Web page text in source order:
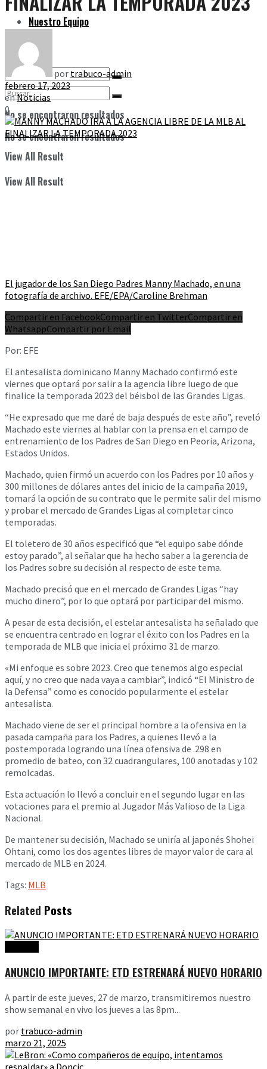
No se encontraron resultados
View All Result
Nuestro Equipo
No se encontraron resultados
View All Result
por trabuco-admin
febrero 17, 2023
enNoticias
0
El jugador de los San Diego Padres Manny Machado, en una
fotografía de archivo. EFE/EPA/Caroline Brehman
Compartir en FacebookCompartir en TwitterCompartir en
WhatsappCompartir por Email
Por: EFE
El antesalista dominicano Manny Machado confirmó este
viernes que optará por salir a la agencia libre luego de que
finalice la temporada 2023 del béisbol de las Grandes Ligas.
“He expresado que me daré de baja después de este año”, reveló
Machado este viernes al hablar con la prensa en el campo de
entrenamiento de los Padres de San Diego en Peoria, Arizona,
Estados Unidos.
Machado, quien firmó un acuerdo con los Padres por 10 años y
300 millones de dólares antes del inicio de la campaña 2019,
tomará la opción de su contrato que le permite salir del mismo
y probar el mercado de Grandes Ligas al completar cinco
temporadas.
El toletero de 30 años especificó que “el equipo sabe dónde
estoy parado”, al señalar que ha hecho saber a la gerencia de
los Padres sobre su decisión al respecto de este tema.
Machado precisó que en el mercado de Grandes Ligas “hay
mucho dinero”, por lo que optará por participar del mismo.
A pesar de esta decisión, el estelar antesalista ha señalado que
se encuentra centrado en lograr el éxito con los Padres en la
temporada de MLB que inicia el próximo 31 de marzo.
«Mi enfoque es sobre 2023. Creo que tenemos algo especial
aquí, y no creo que nada vaya a cambiar”, indicó “El Ministro de
la Defensa” como es conocido popularmente el estelar
antesalista.
Machado viene de ser el principal hombre a la ofensiva en la
pasada campaña para los Padres, a quienes llevó a la
postemporada logrando una línea ofensiva de .298 en
promedio de bateo, con 32 cuadrangulares, 100 anotadas y 102
remolcadas.
Esta actuación lo llevó a concluir en el segundo lugar en las
votaciones para el premio al Jugador Más Valioso de la Liga
Nacional.
De mantener su decisión, Machado se uniría al japonés Shohei
Ohtani, como los dos agentes libres de mayor valor de cara al
mercado de MLB en 2024.
Tags: MLB
Related Posts
ANUNCIO IMPORTANTE: ETD ESTRENARÁ NUEVO HORARIO
A partir de este jueves, 27 de marzo, transmitiremos nuestro
show semanal en vivo los jueves a las 8pm...
por trabuco-admin
marzo 21, 2025